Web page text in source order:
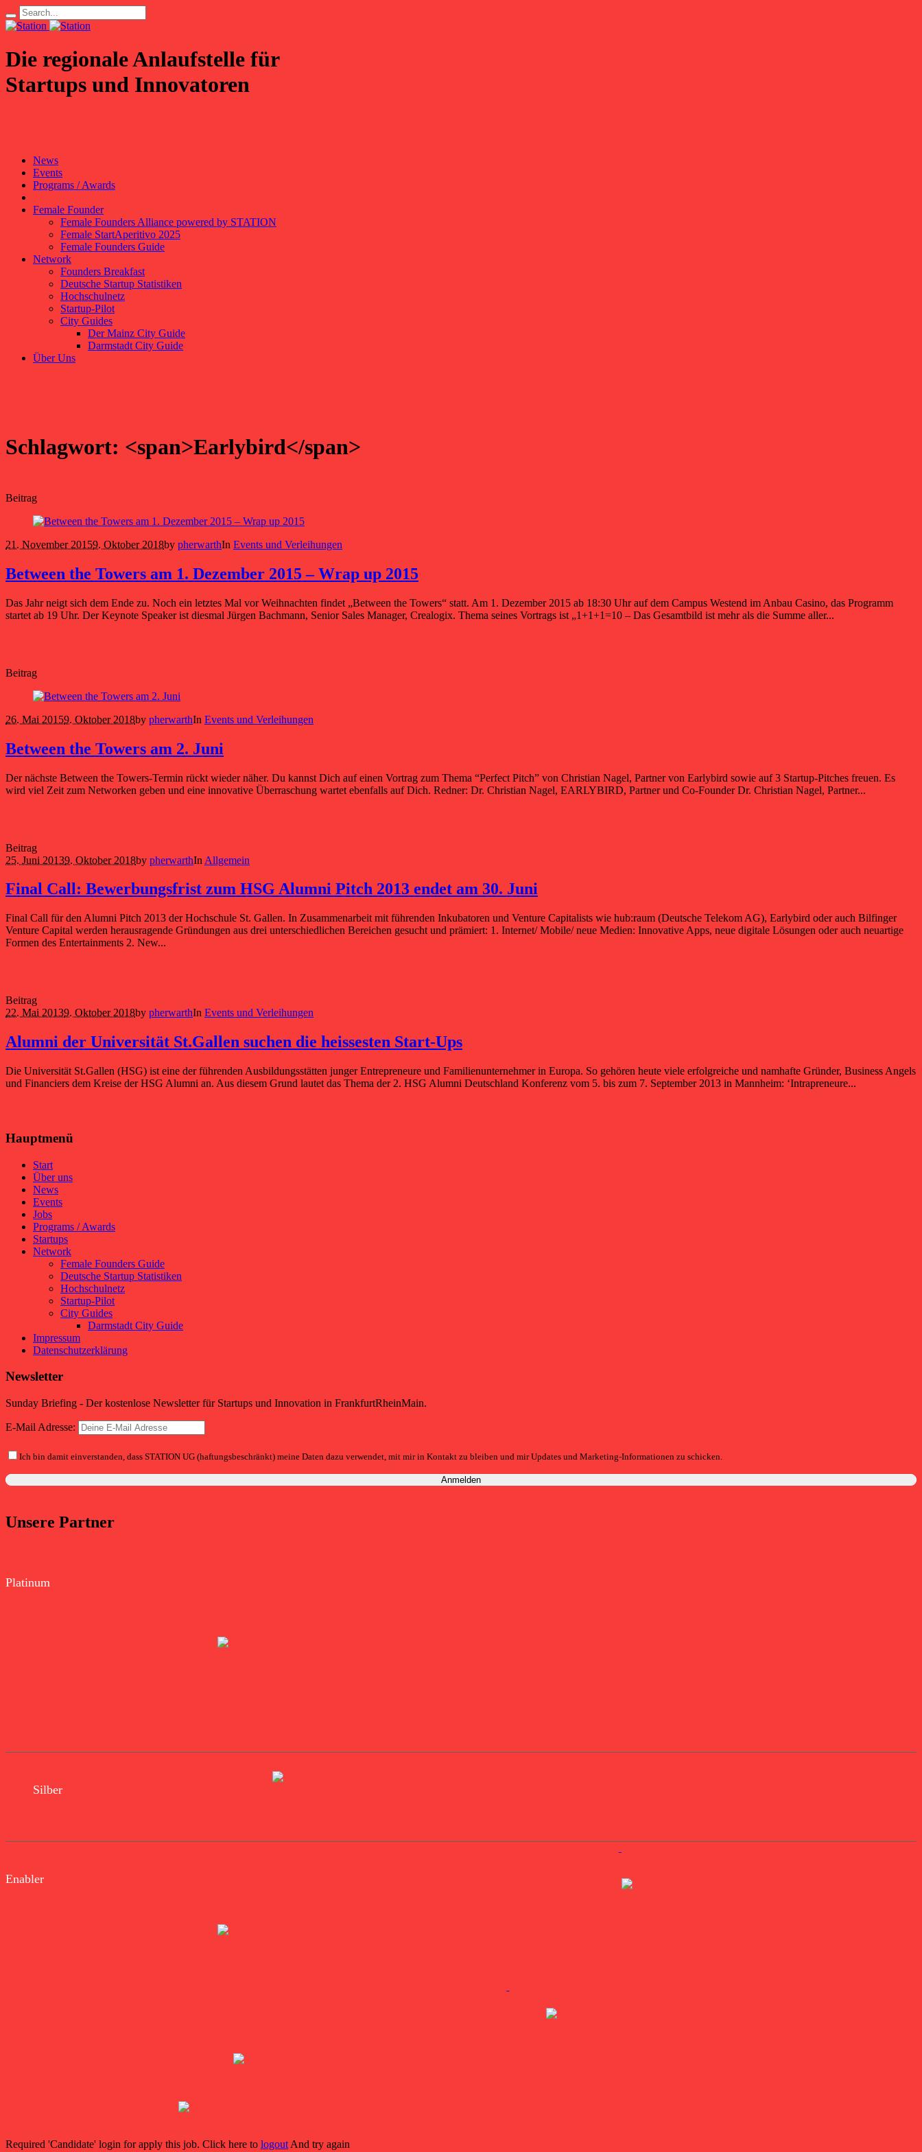
Die regionale Anlaufstelle für
Startups und Innovatoren
News
Events
Programs / Awards
Female Founder
Female Founders Alliance powered by STATION
Female StartAperitivo 2025
Female Founders Guide
Network
Founders Breakfast
Deutsche Startup Statistiken
Hochschulnetz
Startup-Pilot
City Guides
Der Mainz City Guide
Darmstadt City Guide
Über Uns
Schlagwort: <span>Earlybird</span>
Beitrag
21. November 20159. Oktober 2018by pherwarthIn Events und Verleihungen
Between the Towers am 1. Dezember 2015 – Wrap up 2015
Das Jahr neigt sich dem Ende zu. Noch ein letztes Mal vor Weihnachten findet „Between the Towers“ statt. Am 1. Dezember 2015 ab 18:30 Uhr auf dem Campus Westend im Anbau Casino, das Programm
startet ab 19 Uhr. Der Keynote Speaker ist diesmal Jürgen Bachmann, Senior Sales Manager, Crealogix. Thema seines Vortrags ist „1+1+1=10 – Das Gesamtbild ist mehr als die Summe aller...
Beitrag
26. Mai 20159. Oktober 2018by pherwarthIn Events und Verleihungen
Between the Towers am 2. Juni
Der nächste Between the Towers-Termin rückt wieder näher. Du kannst Dich auf einen Vortrag zum Thema “Perfect Pitch” von Christian Nagel, Partner von Earlybird sowie auf 3 Startup-Pitches freuen. Es
wird viel Zeit zum Networken geben und eine innovative Überraschung wartet ebenfalls auf Dich. Redner: Dr. Christian Nagel, EARLYBIRD, Partner und Co-Founder Dr. Christian Nagel, Partner...
Beitrag
25. Juni 20139. Oktober 2018by pherwarthIn Allgemein
Final Call: Bewerbungsfrist zum HSG Alumni Pitch 2013 endet am 30. Juni
Final Call für den Alumni Pitch 2013 der Hochschule St. Gallen. In Zusammenarbeit mit führenden Inkubatoren und Venture Capitalists wie hub:raum (Deutsche Telekom AG), Earlybird oder auch Bilfinger
Venture Capital werden herausragende Gründungen aus drei unterschiedlichen Bereichen gesucht und prämiert: 1. Internet/ Mobile/ neue Medien: Innovative Apps, neue digitale Lösungen oder auch neuartige
Formen des Entertainments 2. New...
Beitrag
22. Mai 20139. Oktober 2018by pherwarthIn Events und Verleihungen
Alumni der Universität St.Gallen suchen die heissesten Start-Ups
Die Universität St.Gallen (HSG) ist eine der führenden Ausbildungsstätten junger Entrepreneure und Familienunternehmer in Europa. So gehören heute viele erfolgreiche und namhafte Gründer, Business Angels
und Financiers dem Kreise der HSG Alumni an. Aus diesem Grund lautet das Thema der 2. HSG Alumni Deutschland Konferenz vom 5. bis zum 7. September 2013 in Mannheim: ‘Intrapreneure...
Hauptmenü
Start
Über uns
News
Events
Jobs
Programs / Awards
Startups
Network
Female Founders Guide
Deutsche Startup Statistiken
Hochschulnetz
Startup-Pilot
City Guides
Darmstadt City Guide
Impressum
Datenschutzerklärung
Newsletter
Sunday Briefing - Der kostenlose Newsletter für Startups und Innovation in FrankfurtRheinMain.
E-Mail Adresse:
Ich bin damit einverstanden, dass STATION UG (haftungsbeschränkt) meine Daten dazu verwendet, mit mir in Kontakt zu bleiben und mir Updates und Marketing-Informationen zu schicken.
Unsere Partner
Platinum
Silber
Enabler
Required 'Candidate' login for apply this job. Click here to logout And try again